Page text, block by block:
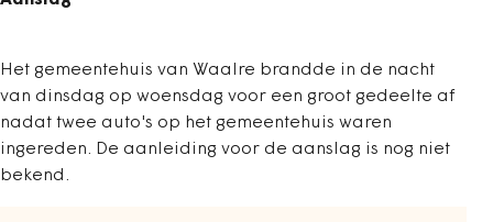
Het gemeentehuis van Waalre brandde in de nacht
van dinsdag op woensdag voor een groot gedeelte af
nadat twee auto's op het gemeentehuis waren
ingereden. De aanleiding voor de aanslag is nog niet
bekend.